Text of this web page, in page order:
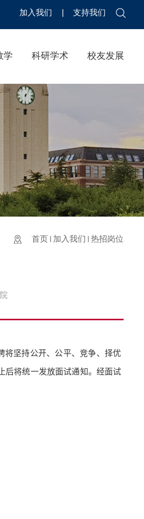
加入我们 支持我们
学 科研学术 校友发展
首页 加入我们 热招岗位
将坚持公开、公平、竞争、择优
后将统一发放面试通知。经面试